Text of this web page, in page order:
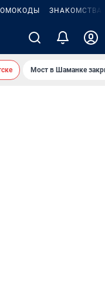
ЗНАКОМСТВА
Мост в Шаманке